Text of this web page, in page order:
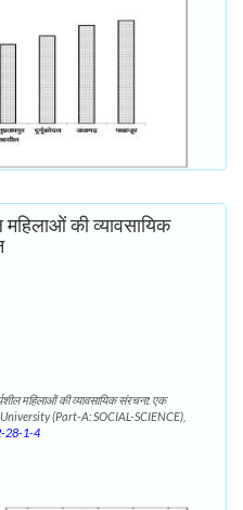
महिलाओं की व्यावसायिक
महिलाओं की व्यावसायिक संरचना: एक
(Part-A: SOCIAL-SCIENCE),
28-1-4